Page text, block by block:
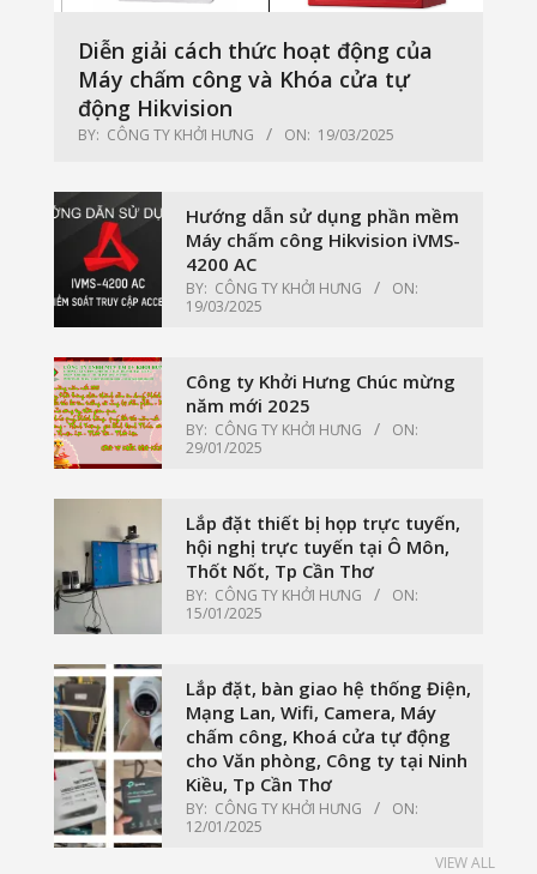
Diễn giải cách thức hoạt động của
Máy chấm công và Khóa cửa tự
động Hikvision
BY: CÔNG TY KHỞI HƯNG ON: 19/03/2025
Hướng dẫn sử dụng phần mềm
Máy chấm công Hikvision iVMS-
4200 AC
BY: CÔNG TY KHỞI HƯNG
ON:
19/03/2025
Công ty Khởi Hưng Chúc mừng
năm mới 2025
BY: CÔNG TY KHỞI HƯNG
ON:
29/01/2025
Lắp đặt thiết bị họp trực tuyến,
hội nghị trực tuyến tại Ô Môn,
Thốt Nốt, Tp Cần Thơ
BY: CÔNG TY KHỞI HƯNG
ON:
15/01/2025
Lắp đặt, bàn giao hệ thống Điện,
Mạng Lan, Wifi, Camera, Máy
chấm công, Khoá cửa tự động
cho Văn phòng, Công ty tại Ninh
Kiều, Tp Cần Thơ
BY: CÔNG TY KHỞI HƯNG
ON:
12/01/2025
VIEW ALL